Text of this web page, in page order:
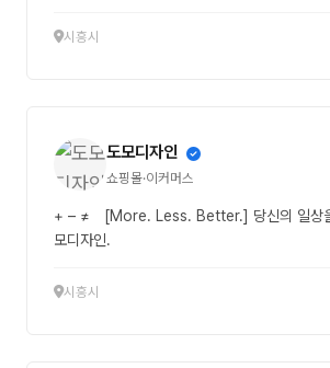
시흥시
도모디자인
쇼핑몰·이커머스
+ – ≠ [More. Less. Better.] 당신의 일상
모디자인.
시흥시